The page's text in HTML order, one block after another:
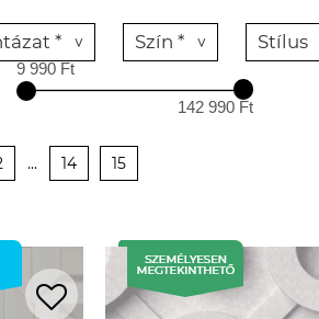
* Szín * Stílus
9 990 Ft
142 990 Ft
... 14 15